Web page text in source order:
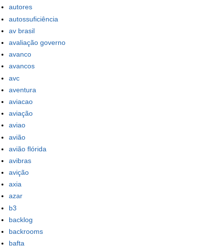
autores
autossuficiência
av brasil
avaliação governo
avanco
avancos
avc
aventura
aviacao
aviação
aviao
avião
avião flórida
avibras
avição
axia
azar
b3
backlog
backrooms
bafta